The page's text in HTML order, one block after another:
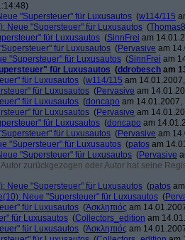
"Supersteuer" für Luxusautos (w114/115
Neue "Supersteuer" für Luxusautos (
für Luxusautos (SinnFrei am
für Luxusautos (Pervasive am
"Supersteuer" für Luxusautos (SinnFrei am
für Luxusautos (ddrobesch am
für Luxusautos (w114/115 am
für Luxusautos (Pervasive am
für Luxusautos (doncapo am 14.01.2007,
für Luxusautos (Pervasive am
für Luxusautos (doncapo am
für Luxusautos (Pervasive am
"Supersteuer" für Luxusautos (patos am
"Supersteuer" für Luxusautos (Pervasive
Autor zurückgezogen oder Autor hat seine
Neue "Supersteuer" für Luxusautos (patos
Neue "Supersteuer" für Luxusautos (
für Luxusautos (Ἀσκληπιός am
für Luxusautos (Collectors_edition am
für Luxusautos (Ἀσκληπιός am